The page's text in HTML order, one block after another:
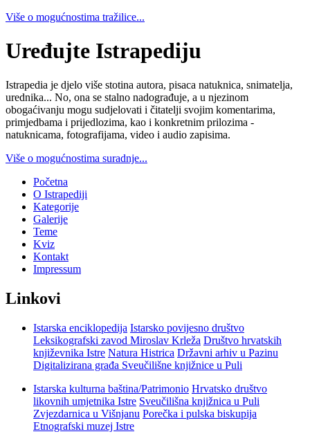
Više o mogućnostima tražilice...
Uređujte Istrapediju
Istrapedia je djelo više stotina autora, pisaca natuknica, snimatelja,
urednika... No, ona se stalno nadograđuje, a u njezinom
obogaćivanju mogu sudjelovati i čitatelji svojim komentarima,
primjedbama i prijedlozima, kao i konkretnim prilozima -
natuknicama, fotografijama, video i audio zapisima.
Više o mogućnostima suradnje...
Početna
O Istrapediji
Kategorije
Galerije
Teme
Kviz
Kontakt
Impressum
Linkovi
Istarska enciklopedija Istarsko povijesno društvo
Leksikografski zavod Miroslav Krleža Društvo hrvatskih
književnika Istre Natura Histrica Državni arhiv u Pazinu
Digitalizirana građa Sveučilišne knjižnice u Puli
Istarska kulturna baština/Patrimonio Hrvatsko društvo
likovnih umjetnika Istre Sveučilišna knjižnica u Puli
Zvjezdarnica u Višnjanu Porečka i pulska biskupija
Etnografski muzej Istre